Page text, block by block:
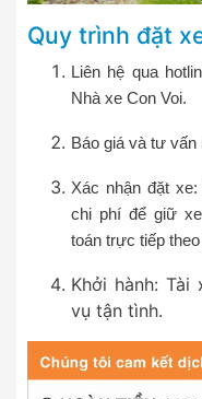
Quy trình đặt
Liên hệ qua
Nhà xe Con Voi.
Báo giá và tư vấn
Xác nhận đặt
chi phí để giữ
toán trực tiếp
Khởi hành:
vụ tận tình.